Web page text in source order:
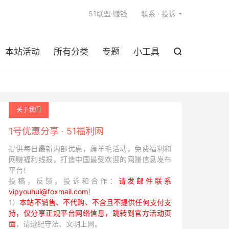
本站活动 所有分类 专题 小工具 
51联盟·赚钱 联系 · 投诉
关于我们
1号优惠分享 · 51福利网
提供每日最新内部优惠，薅羊毛活动，免费福利和
网赚福利线报，打造中国最受欢迎的网赚信息发布
平台！
投稿，反馈，投诉和合作： 请发邮件联系
vipyouhui@foxmail.com！
1）本站不销售、不代购、不含且不提供任何支付支
持，仅分享正规平台网络信息，跳转到官方活动页
面，请遵纪守法、文明上网。